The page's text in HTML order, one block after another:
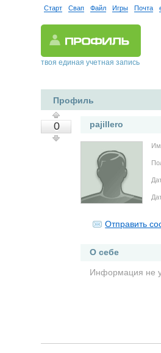
Старт Свап Файл Игры Почта
твоя единая учетная запись
Профиль
0 pajillero
Отправить
О себе
Информация не